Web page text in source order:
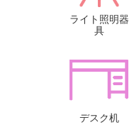
ライト照明器
具
デスク机